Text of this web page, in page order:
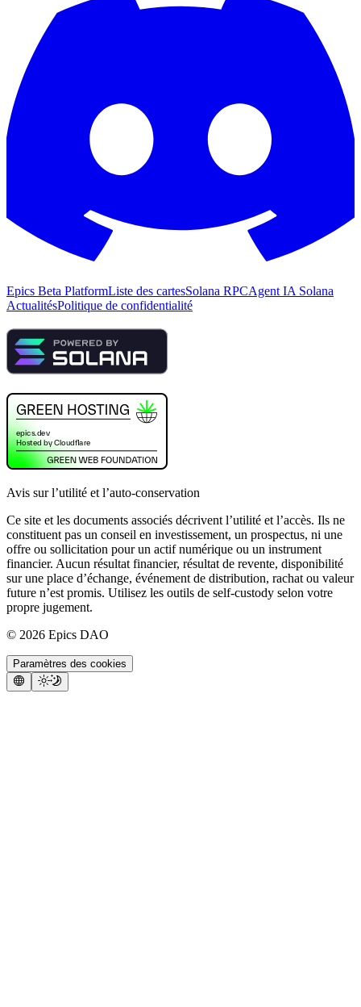
Epics Beta PlatformListe des cartesSolana RPCAgent IA Solana
ActualitésPolitique de confidentialité
Avis sur l’utilité et l’auto-conservation
Ce site et les documents associés décrivent l’utilité et l’accès. Ils ne
constituent pas un conseil en investissement, un prospectus, ni une
offre ou sollicitation pour un actif numérique ou un instrument
financier. Aucun résultat financier, résultat de revente, disponibilité
sur une place d’échange, événement de distribution, rachat ou valeur
future n’est promis. Utilisez les outils de self-custody selon votre
propre jugement.
© 2026 Epics DAO
Paramètres des cookies